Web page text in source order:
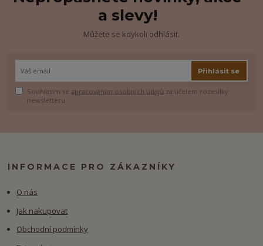
a slevy!
Můžete se kdykoli odhlásit.
Přihlásit se
Souhlasím se zpracováním osobních údajů za účelem rozesílky
newsletteru.
INFORMACE PRO ZÁKAZNÍKY
O nás
Jak nakupovat
Obchodní podmínky